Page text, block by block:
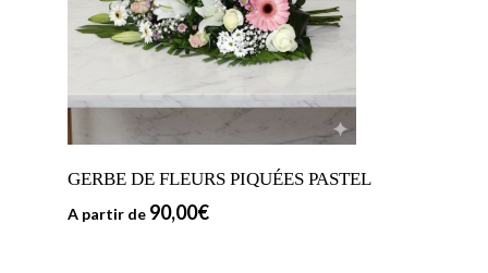
GERBE DE FLEURS PIQUÉES PASTEL
A partir de 90,00€